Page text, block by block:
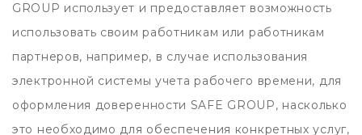
GROUP использует и предоставляет возможность
использовать своим работникам или работникам
партнеров, например, в случае использования
электронной системы учета рабочего времени, для
оформления доверенности SAFE GROUP, насколько
это необходимо для обеспечения конкретных услуг,